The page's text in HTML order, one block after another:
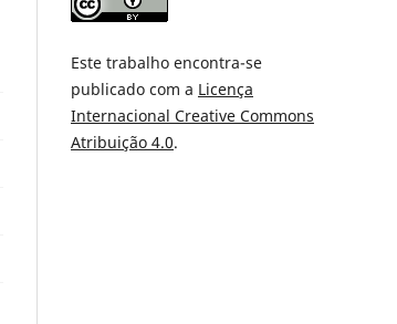
Este trabalho encontra-se
publicado com a Licença
Internacional Creative Commons
Atribuição 4.0.